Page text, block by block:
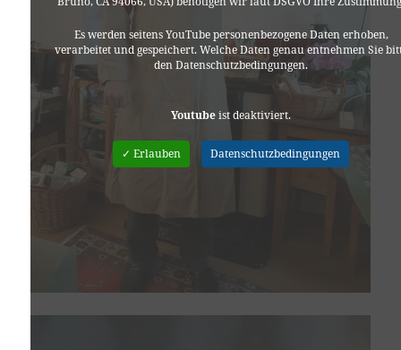
Es werden seitens YouTube personenbezogene Daten erhoben,
verarbeitet und gespeichert. Welche Daten genau entnehmen Sie
den Datenschutzbedingungen.
Youtubeist deaktiviert.
✓ Erlauben Datenschutzbedingungen